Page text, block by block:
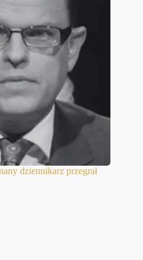
dziennikarz przegrał